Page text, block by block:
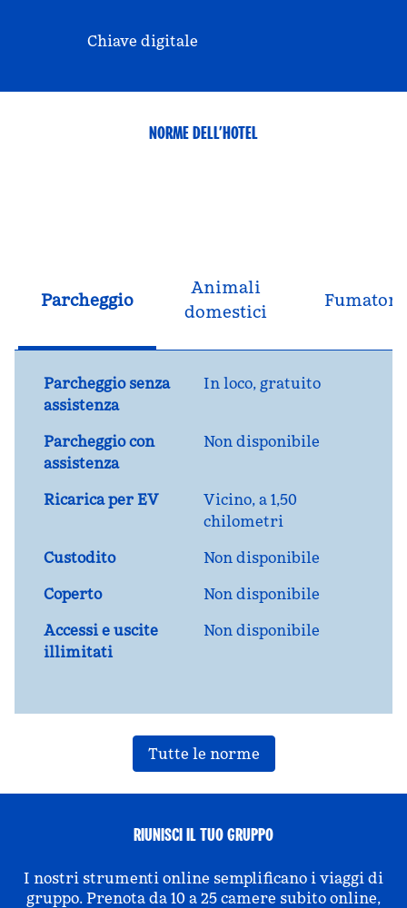
Chiave digitale
NORME DELL’HOTEL
Parcheggio
Animali
domestici
Fumatori
Parcheggio senza
assistenza
In loco, gratuito
Parcheggio con
assistenza
Non disponibile
Ricarica per EV
Vicino, a 1,50
chilometri
Custodito
Non disponibile
Coperto
Non disponibile
Accessi e uscite
illimitati
Non disponibile
Tutte le norme
RIUNISCI IL TUO GRUPPO
I nostri strumenti online semplificano i viaggi di
gruppo. Prenota da 10 a 25 camere subito online,